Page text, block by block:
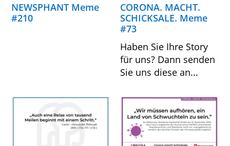
NEWSPHANT Meme
#210
CORONA. MACHT.
SCHICKSALE. Meme
#73
Haben Sie Ihre Story
für uns? Dann senden
Sie uns diese an...